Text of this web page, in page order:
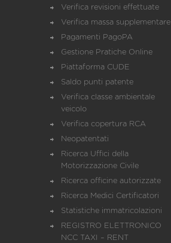
Verifica revisioni effettuate
Verifica massa supplementare
Pagamenti PagoPA
Gestione Pratiche Online
Piattaforma CUDE
Saldo punti patente
Verifica classe ambientale
veicolo
Verifica copertura RCA
Neopatentati
Ricerca Uffici della
Motorizzazione Civile
Ricerca officine autorizzate
Ricerca Medici Certificatori
Statistiche immatricolazioni
REGISTRO ELETTRONICO
NCC TAXI – RENT